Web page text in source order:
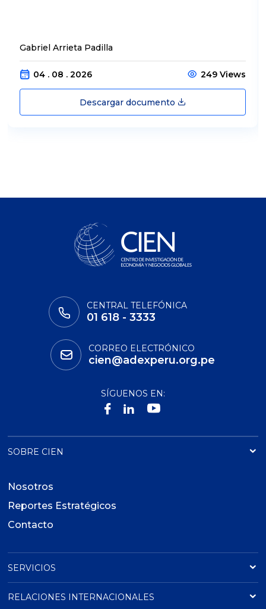
Gabriel Arrieta Padilla
04 . 08 . 2026 249 Views
Descargar documento
CENTRAL TELEFÓNICA
01 618 - 3333
CORREO ELECTRÓNICO
cien@adexperu.org.pe
SÍGUENOS EN:
SOBRE CIEN
Nosotros
Reportes Estratégicos
Contacto
SERVICIOS
RELACIONES INTERNACIONALES